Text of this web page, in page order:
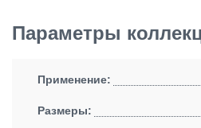
Параметры
Применение:
Размеры: